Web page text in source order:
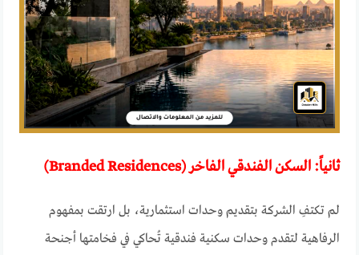
ثانياً: السكن الفندقي الفاخر (Branded Residences)
لم تكتفِ الشركة بتقديم وحدات استثمارية، بل ارتقت بمفهوم
الرفاهية لتقدم وحدات سكنية فندقية تُحاكي في فخامتها أجنحة